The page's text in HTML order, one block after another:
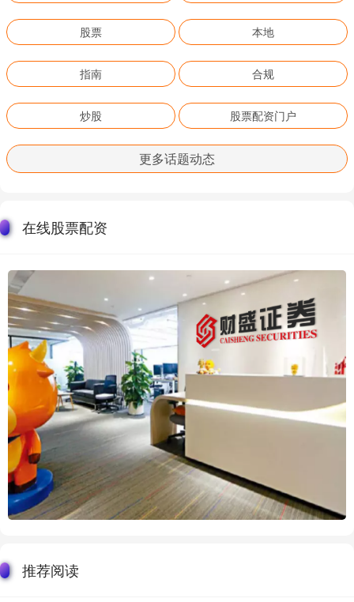
股票 本地
指南 合规
炒股 股票配资门户
更多话题动态
在线股票配资
推荐阅读